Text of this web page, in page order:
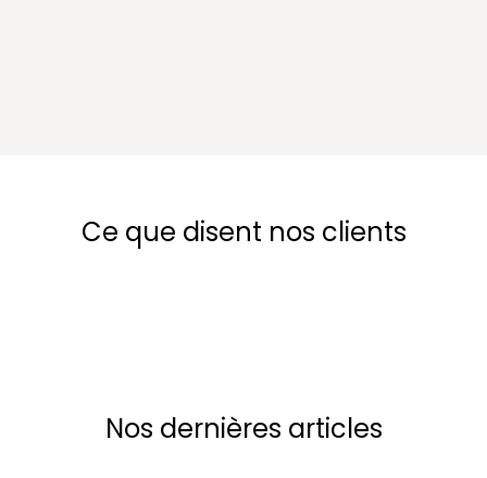
Ce que disent nos clients
Nos dernières articles